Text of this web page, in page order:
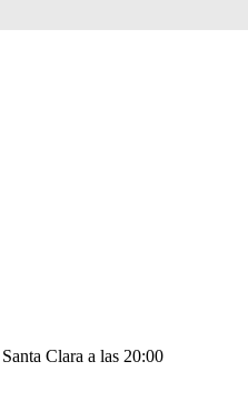
Clara a las 20:00